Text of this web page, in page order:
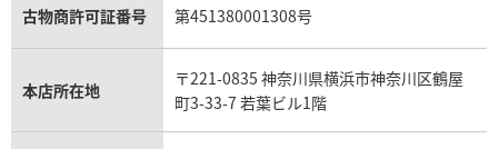
アクアマリン買取
オメガ買取
カルティエ買取
フランク ミュラー買取
リシャール・ミル買取
プラダ買取
モーブッサン買取
古物商許可証番号 第451380001308号
本店所在地
〒221-0835 神奈川県横浜市神奈川区鶴屋
町3-33-7 若葉ビル1階